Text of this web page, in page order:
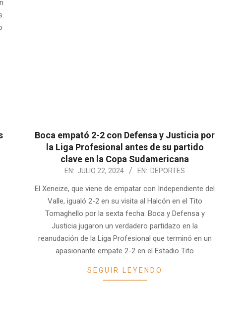
Boca empató 2-2 con Defensa y Justicia por
la Liga Profesional antes de su partido
clave en la Copa Sudamericana
EN: JULIO 22, 2024 EN: DEPORTES
El Xeneize, que viene de empatar con Independiente del
Valle, igualó 2-2 en su visita al Halcón en el Tito
Tomaghello por la sexta fecha. Boca y Defensa y
Justicia jugaron un verdadero partidazo en la
reanudación de la Liga Profesional que terminó en un
apasionante empate 2-2 en el Estadio Tito
SEGUIR LEYENDO